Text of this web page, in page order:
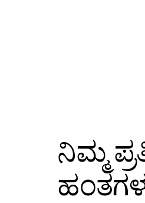
ನಿಮ್ಮ